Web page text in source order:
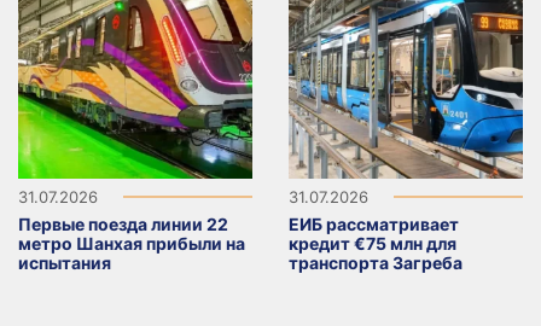
31.07.2026
Первые поезда линии 22
метро Шанхая прибыли на
испытания
31.07.2026
ЕИБ рассматривает
кредит €75 млн для
транспорта Загреба